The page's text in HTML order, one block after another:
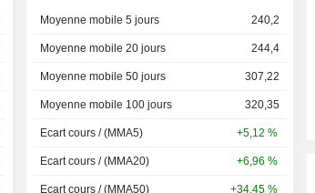
Moyenne mobile 5 jours 240,2
Moyenne mobile 20 jours 244,4
Moyenne mobile 50 jours 307,22
Moyenne mobile 100 jours 320,35
Ecart cours / (MMA5) +5,12 %
Ecart cours / (MMA20) +6,96 %
Ecart cours / (MMA50) +34,45 %